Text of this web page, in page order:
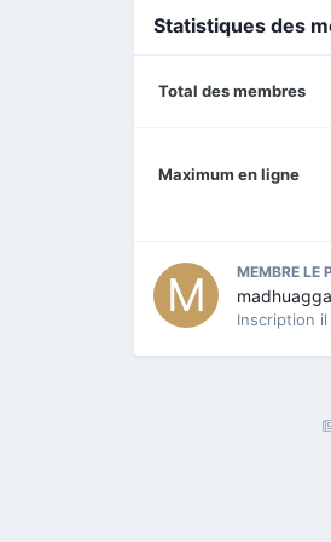
Statistiques des
Total des membres
Maximum en ligne
MEMBRE LE
Inscription